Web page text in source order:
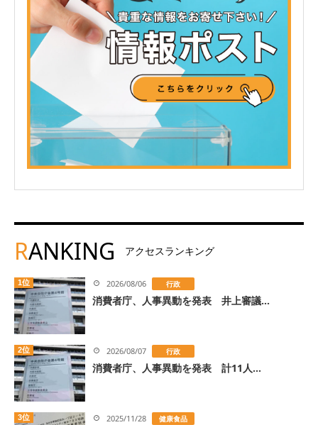
RANKING アクセスランキング
1位 2026/08/06 行政
消費者庁、人事異動を発表 井上審議...
2位 2026/08/07 行政
消費者庁、人事異動を発表 計11人...
3位 2025/11/28 健康食品